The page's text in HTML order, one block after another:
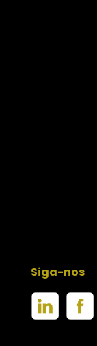
Siga-nos